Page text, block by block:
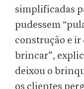
simplificadas
pudessem
construção e ir
brincar”,
deixou o
os clientes